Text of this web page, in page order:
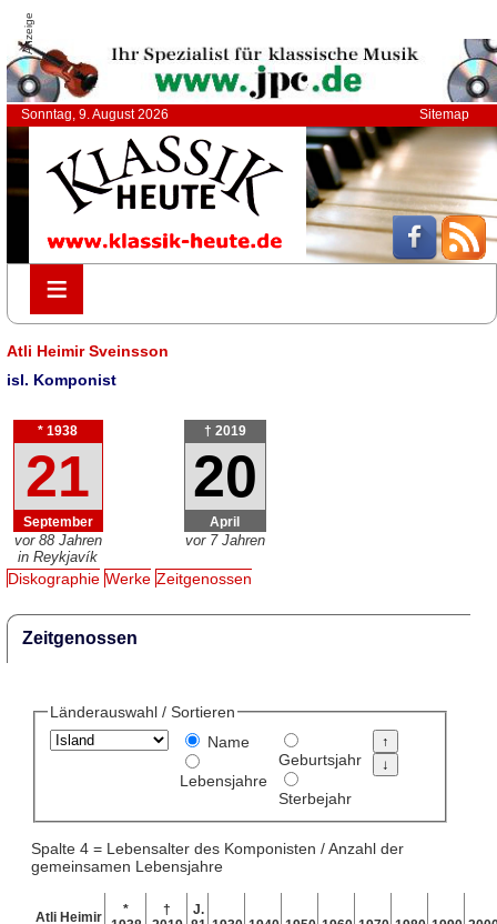
Anzeige
Sonntag, 9. August 2026 Sitemap
≡
≡
Atli Heimir Sveinsson
isl. Komponist
* 1938
21
September
vor 88 Jahren
in Reykjavík
† 2019
20
April
vor 7 Jahren
Diskographie Werke Zeitgenossen
Zeitgenossen
Länderauswahl / Sortieren
Name
Lebensjahre
Geburtsjahr
Sterbejahr
Spalte 4 = Lebensalter des Komponisten / Anzahl der
gemeinsamen Lebensjahre
Atli Heimir
*
†
J.